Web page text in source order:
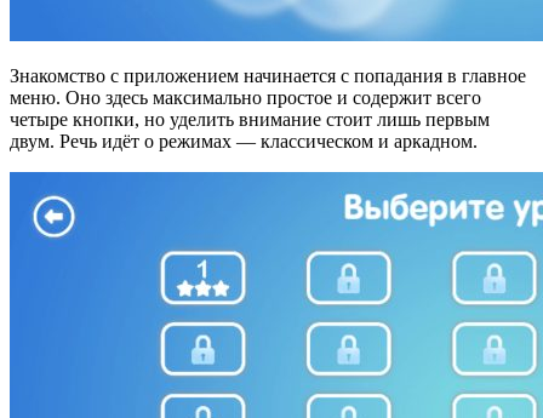
Знакомство с приложением начинается с попадания в главное
меню. Оно здесь максимально простое и содержит всего
четыре кнопки, но уделить внимание стоит лишь первым
двум. Речь идёт о режимах — классическом и аркадном.